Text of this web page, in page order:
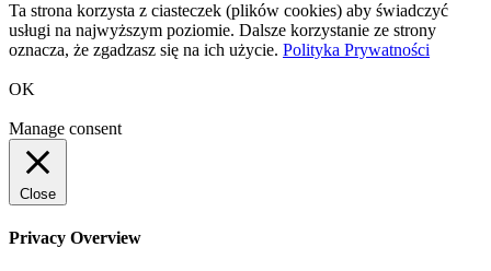
Ta strona korzysta z ciasteczek (plików cookies) aby świadczyć
usługi na najwyższym poziomie. Dalsze korzystanie ze strony
oznacza, że zgadzasz się na ich użycie. Polityka Prywatności
OK
Manage consent
Close
Privacy Overview